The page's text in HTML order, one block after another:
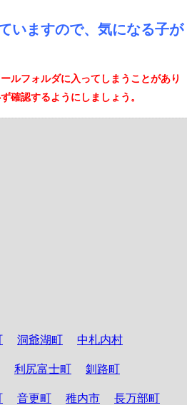
いますので、気になる子が
ルフォルダに入ってしまうことがあり
確認するようにしましょう。
洞爺湖町 中札内村
利尻富士町 釧路町
音更町 稚内市 長万部町